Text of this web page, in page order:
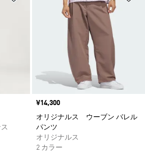
価格
¥14,300
オリジナルス ウーブン バレル
パンツ
オリジナルス
2 カラー